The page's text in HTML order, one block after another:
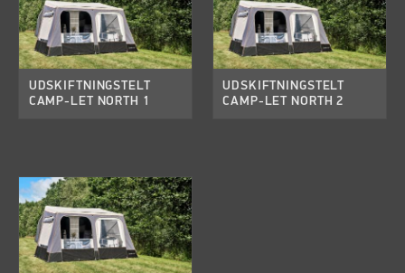
UDSKIFTNINGSTELT
CAMP-LET NORTH 1
UDSKIFTNINGSTELT
CAMP-LET NORTH 2